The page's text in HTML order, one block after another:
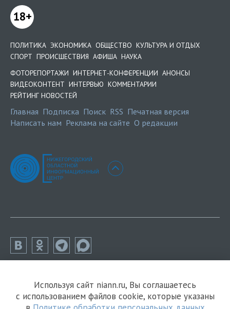
18+
ПОЛИТИКА ЭКОНОМИКА ОБЩЕСТВО КУЛЬТУРА И ОТДЫХ
СПОРТ ПРОИСШЕСТВИЯ АФИША НАУКА
ФОТОРЕПОРТАЖИ ИНТЕРНЕТ-КОНФЕРЕНЦИИ АНОНСЫ
ВИДЕОКОНТЕНТ ИНТЕРВЬЮ КОММЕНТАРИИ
РЕЙТИНГ НОВОСТЕЙ
Главная Подписка Поиск RSS Печатная версия
Написать нам Реклама на сайте О редакции
Используя сайт niann.ru, Вы соглашаетесь
с использованием файлов cookie, которые указаны